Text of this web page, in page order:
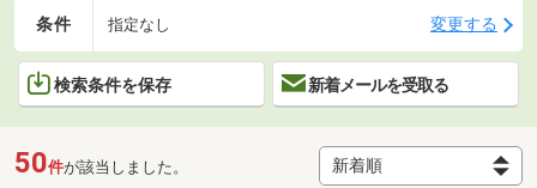
条件 指定なし 変更する
検索条件を保存 新着メールを受取る
50件が該当しました。